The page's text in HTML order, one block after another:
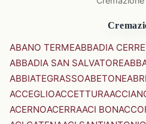
ABANO TERMEABBADIA
ABBADIA SAN SALVATORE
ABBIATEGRASSOABETONE
ACCEGLIOACCETTURA
ACERNOACERRAACI